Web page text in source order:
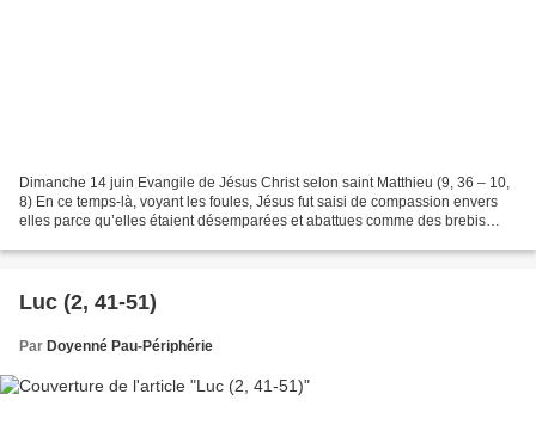
Dimanche 14 juin Evangile de Jésus Christ selon saint Matthieu (9, 36 – 10,
8) En ce temps-là, voyant les foules, Jésus fut saisi de compassion envers
elles parce qu’elles étaient désemparées et abattues comme des brebis
Luc (2, 41-51)
Par Doyenné Pau-Périphérie